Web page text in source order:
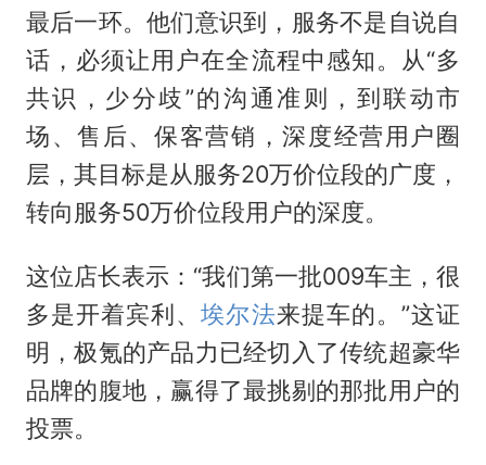
最后一环。他们意识到，服务不是自说自
话，必须让用户在全流程中感知。从“多
共识，少分歧”的沟通准则，到联动市
场、售后、保客营销，深度经营用户圈
层，其目标是从服务20万价位段的广度，
转向服务50万价位段用户的深度。
这位店长表示：“我们第一批009车主，很
多是开着宾利、埃尔法来提车的。”这证
明，极氪的产品力已经切入了传统超豪华
品牌的腹地，赢得了最挑剔的那批用户的
投票。